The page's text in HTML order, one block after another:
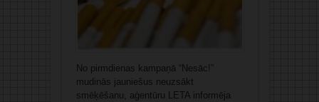
No pirmdienas kampaņā “Nesāc!”
mudinās jauniešus neuzsākt
smēķēšanu, aģentūru LETA informēja